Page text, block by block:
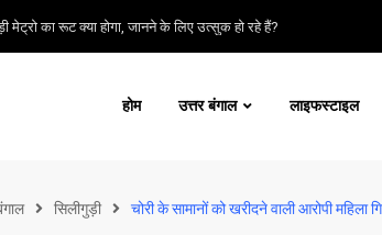
मेट्रो का रूट क्या होगा, जानने के लिए उत्सुक हो रहे हैं?
होम उत्तर बंगाल लाइफस्टाइल
सिलीगुड़ी चोरी के सामानों को खरीदने वाली आरोपी महिला